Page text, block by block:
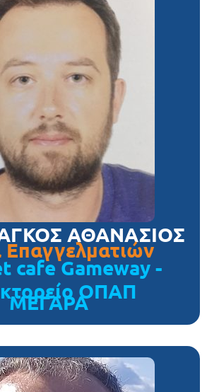
ΑΘΑΝΑΣΙΟΣ
Επαγγελματιών
cafe Gameway -
ΟΠΑΠ
ΜΕΓΑΡΑ